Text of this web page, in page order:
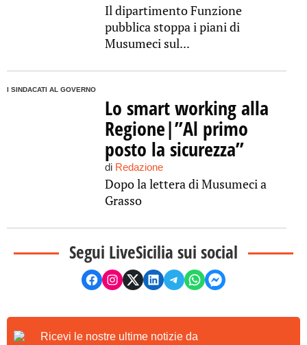
Il dipartimento Funzione
pubblica stoppa i piani di
Musumeci sul...
I SINDACATI AL GOVERNO
Lo smart working alla
Regione|”Al primo
posto la sicurezza”
di Redazione
Dopo la lettera di Musumeci a
Grasso
Segui LiveSicilia sui social
Ricevi le nostre ultime notizie da